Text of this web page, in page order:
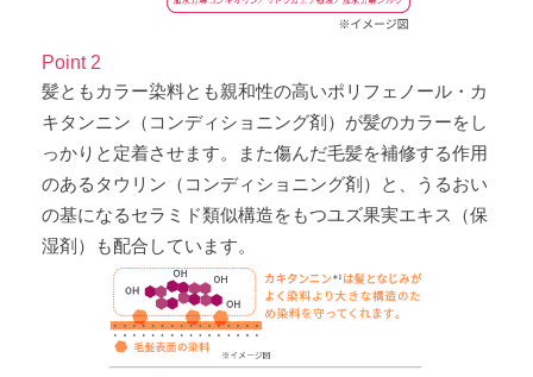
Point 2
髪ともカラー染料とも親和性の高いポリフェノール・カ
キタンニン（コンディショニング剤）が髪のカラーをし
っかりと定着させます。また傷んだ毛髪を補修する作用
のあるタウリン（コンディショニング剤）と、うるおい
の基になるセラミド類似構造をもつユズ果実エキス（保
湿剤）も配合しています。